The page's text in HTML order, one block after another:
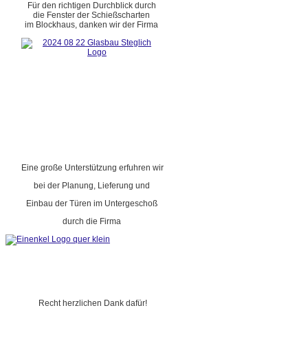
Für den richtigen Durchblick durch
die Fenster der Schießscharten
im Blockhaus, danken wir der Firma
Eine große Unterstützung erfuhren wir
bei der Planung, Lieferung und
Einbau der Türen im Untergeschoß
durch die Firma
Recht herzlichen Dank dafür!